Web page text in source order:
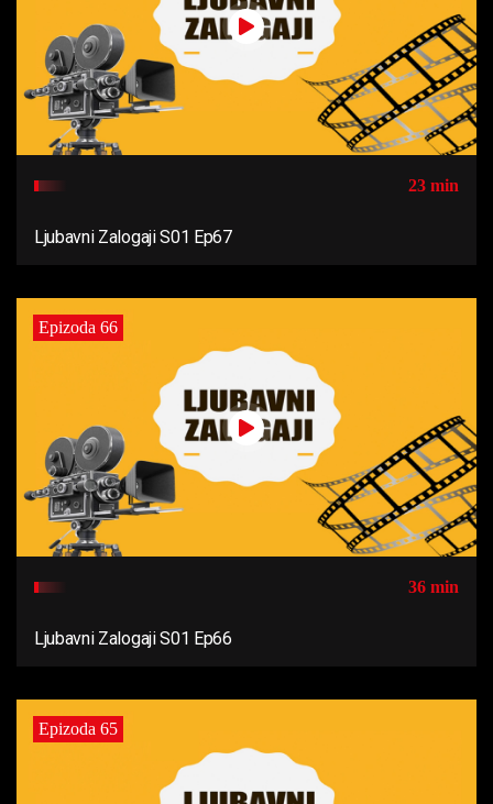
23 min
Ljubavni Zalogaji S01 Ep67
Epizoda 66
36 min
Ljubavni Zalogaji S01 Ep66
Epizoda 65